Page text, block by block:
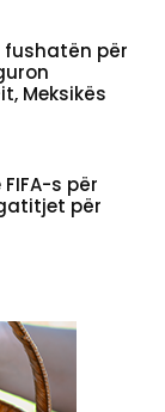
për
Meksikës
s për
për